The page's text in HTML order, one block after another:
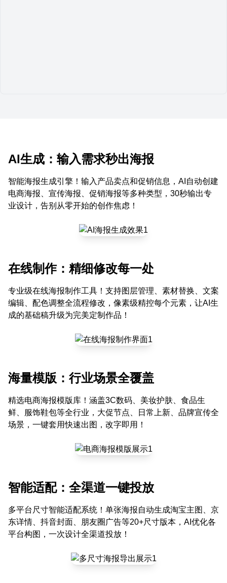
AI生成：输入需求秒出海报
智能海报生成引擎！输入产品卖点和促销信息，AI自动创建
电商海报、宣传海报、促销海报等多种类型，30秒输出专
业设计，告别从零开始的创作焦虑！
在线制作：精细修改每一处
专业级在线海报制作工具！支持图层管理、素材替换、文案
编辑、配色调整全流程修改，像素级精控每个元素，让AI生
成的基础稿升级为完美定制作品！
海量模版：行业场景全覆盖
精选电商海报模版库！涵盖3C数码、美妆护肤、食品生
鲜、服饰鞋包等全行业，大促节点、日常上新、品牌宣传全
场景，一键套用快速出图，改字即用！
智能适配：全渠道一键投放
多平台尺寸智能适配系统！单张海报自动生成淘宝主图、京
东详情、抖音封面、朋友圈广告等20+尺寸版本，AI优化各
平台构图，一次设计全渠道投放！